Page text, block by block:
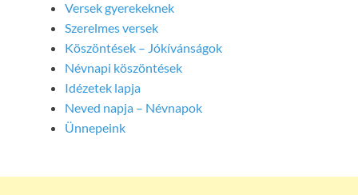
Versek gyerekeknek
Szerelmes versek
Köszöntések – Jókívánságok
Névnapi köszöntések
Idézetek lapja
Neved napja – Névnapok
Ünnepeink